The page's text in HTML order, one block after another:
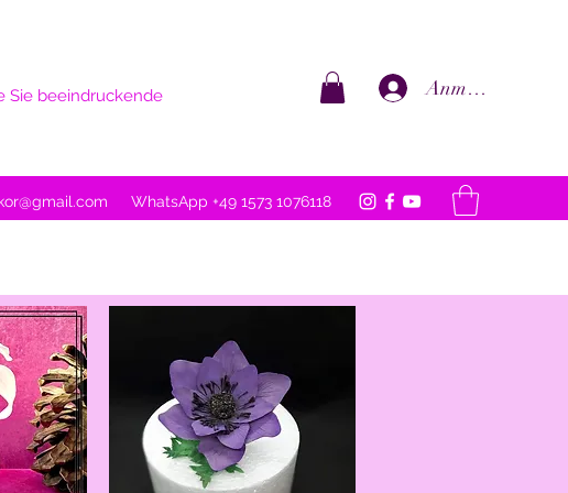
Sie beeindruckende
Anmelden
WhatsApp +49 1573 1076118